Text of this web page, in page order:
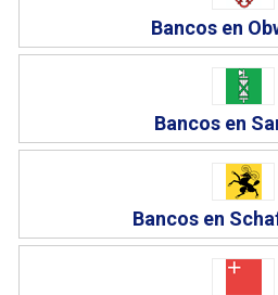
Bancos en
Bancos en
Bancos en